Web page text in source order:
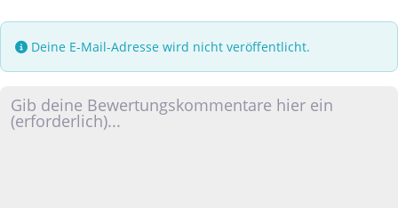
Deine E-Mail-Adresse wird nicht veröffentlicht.
Rezensionstext